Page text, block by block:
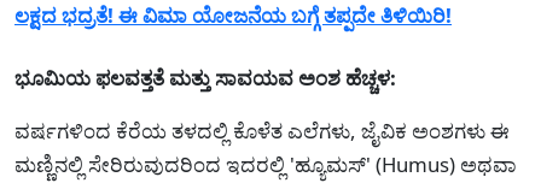
ಲಕ್ಷದ ಭದ್ರತೆ! ಈ ವಿಮಾ ಯೋಜನೆಯ ಬಗ್ಗೆ ತಪ್ಪದೇ ತಿಳಿಯಿರಿ!
ಭೂಮಿಯ ಫಲವತ್ತತೆ ಮತ್ತು ಸಾವಯವ ಅಂಶ ಹೆಚ್ಚಳ:
ವರ್ಷಗಳಿಂದ ಕೆರೆಯ ತಳದಲ್ಲಿ ಕೊಳೆತ ಎಲೆಗಳು, ಜೈವಿಕ ಅಂಶಗಳು ಈ
ಮಣ್ಣಿನಲ್ಲಿ ಸೇರಿರುವುದರಿಂದ ಇದರಲ್ಲಿ 'ಹ್ಯೂಮಸ್' (Humus) ಅಥವಾ